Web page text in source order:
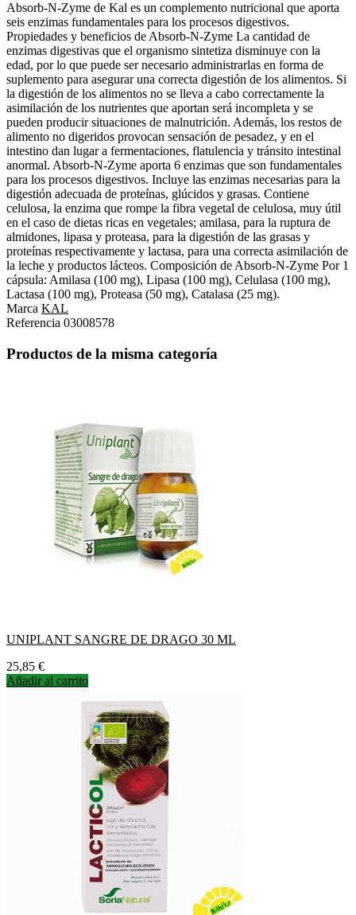
Absorb-N-Zyme de Kal es un complemento nutricional que aporta
seis enzimas fundamentales para los procesos digestivos.
Propiedades y beneficios de Absorb-N-Zyme La cantidad de
enzimas digestivas que el organismo sintetiza disminuye con la
edad, por lo que puede ser necesario administrarlas en forma de
suplemento para asegurar una correcta digestión de los alimentos. Si
la digestión de los alimentos no se lleva a cabo correctamente la
asimilación de los nutrientes que aportan será incompleta y se
pueden producir situaciones de malnutrición. Además, los restos de
alimento no digeridos provocan sensación de pesadez, y en el
intestino dan lugar a fermentaciones, flatulencia y tránsito intestinal
anormal. Absorb-N-Zyme aporta 6 enzimas que son fundamentales
para los procesos digestivos. Incluye las enzimas necesarias para la
digestión adecuada de proteínas, glúcidos y grasas. Contiene
celulosa, la enzima que rompe la fibra vegetal de celulosa, muy útil
en el caso de dietas ricas en vegetales; amilasa, para la ruptura de
almidones, lipasa y proteasa, para la digestión de las grasas y
proteínas respectivamente y lactasa, para una correcta asimilación de
la leche y productos lácteos. Composición de Absorb-N-Zyme Por 1
cápsula: Amilasa (100 mg), Lipasa (100 mg), Celulasa (100 mg),
Lactasa (100 mg), Proteasa (50 mg), Catalasa (25 mg).
Marca KAL
Referencia 03008578
Productos de la misma categoría
UNIPLANT SANGRE DE DRAGO 30 ML
Precio
25,85 €
Añadir al carrito